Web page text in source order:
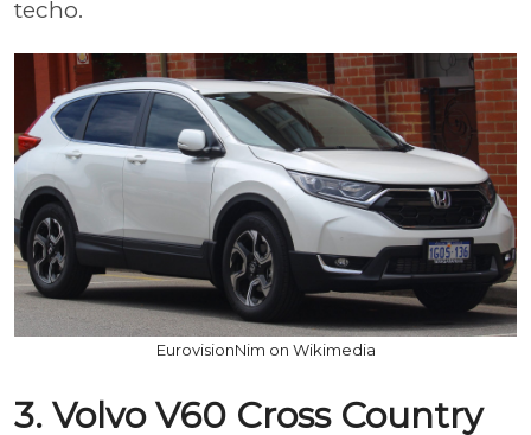
techo.
EurovisionNim on Wikimedia
3. Volvo V60 Cross Country